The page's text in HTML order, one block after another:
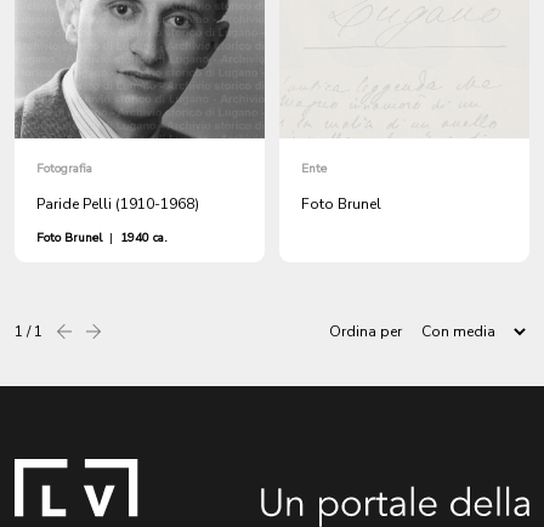
Fotografia
Paride Pelli (1910-1968)
Foto Brunel | 1940 ca.
Ente
Foto Brunel
1 / 1 Precedentesuccessiva Ordina per